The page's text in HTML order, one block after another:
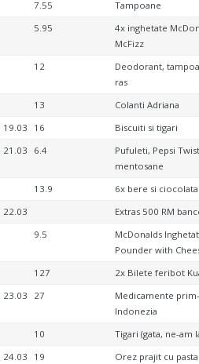
7.55
Tampoane
5.95
4x inghetate
McFizz
12
Deodorant,
ras
13 Colanti Adriana
19.03
16 Biscuiti si tigari
21.03
6.4
Pufuleti, Pepsi
mentosane
13.9 6x bere si ciocolata
22.03
Extras 500 RM
9.5
McDonalds
Pounder with
127 2x Bilete feribot
23.03
27
Medicamente
Indonezia
10 Tigari (gata, ne-am
24.03
19
Orez prajit cu